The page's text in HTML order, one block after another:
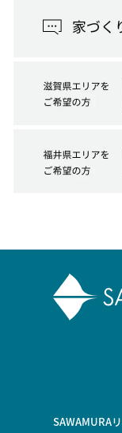
SAWAMURA